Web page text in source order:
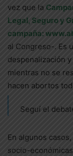
vez que la
Legal, Seguro y
campaña:
al Congreso-. Es
despenalización
mientras no se
hacen abortos
Seguí el
En algunos
socio-